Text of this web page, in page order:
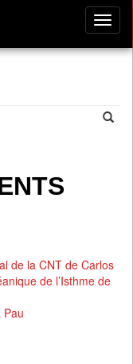
de la CNT de Carlos
de l’Isthme de
Pau